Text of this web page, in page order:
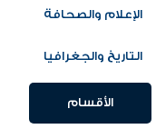
الإعلام والصحافة
التاريخ والجغرافيا
الأقسام